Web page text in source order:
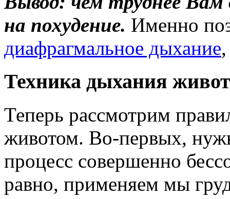
на похудение. Именно
диафрагмальное дыхание
Техника дыхания
Теперь рассмотрим
животом. Во-первых,
процесс совершенно
равно, применяем мы